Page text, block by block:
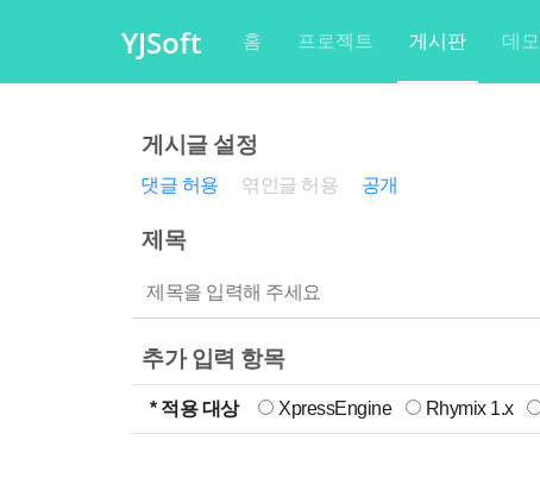
YJSoft 홈 프로젝트 게시판 데모
공지사항 QNA XE TIP
게시글 설정
댓글 허용 엮인글 허용 공개
제목
추가 입력 항목
* 적용 대상 XpressEngine Rhymix 1.x